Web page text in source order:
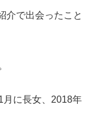
介で出会ったこと
月に長女、2018年